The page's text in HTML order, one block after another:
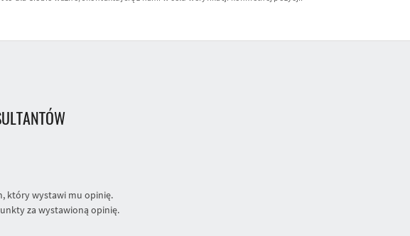
który wystawi mu opinię.
za wystawioną opinię.